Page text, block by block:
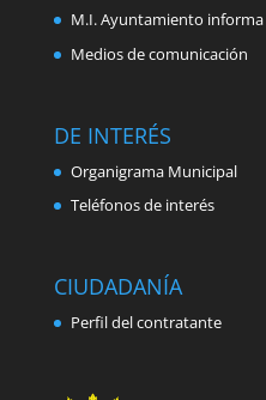
M.I. Ayuntamiento informa
Medios de comunicación
DE INTERÉS
Organigrama Municipal
Teléfonos de interés
CIUDADANÍA
Perfil del contratante